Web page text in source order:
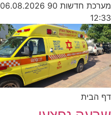
מערכת חדשות 90
06.08.2026
12:33
דף הבית